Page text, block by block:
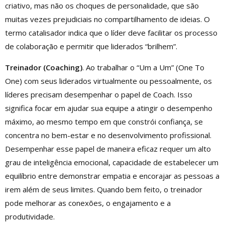
criativo, mas não os choques de personalidade, que são
muitas vezes prejudiciais no compartilhamento de ideias. O
termo catalisador indica que o líder deve facilitar os processo
de colaboração e permitir que liderados “brilhem”.
Treinador (Coaching). Ao trabalhar o “Um a Um” (One To
One) com seus liderados virtualmente ou pessoalmente, os
líderes precisam desempenhar o papel de Coach. Isso
significa focar em ajudar sua equipe a atingir o desempenho
máximo, ao mesmo tempo em que constrói confiança, se
concentra no bem-estar e no desenvolvimento profissional.
Desempenhar esse papel de maneira eficaz requer um alto
grau de inteligência emocional, capacidade de estabelecer um
equilíbrio entre demonstrar empatia e encorajar as pessoas a
irem além de seus limites. Quando bem feito, o treinador
pode melhorar as conexões, o engajamento e a
produtividade.